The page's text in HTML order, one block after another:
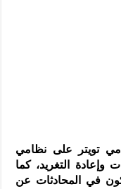
تويتر على نظامي
وإعادة التغريد، كما
في المحادثات عن